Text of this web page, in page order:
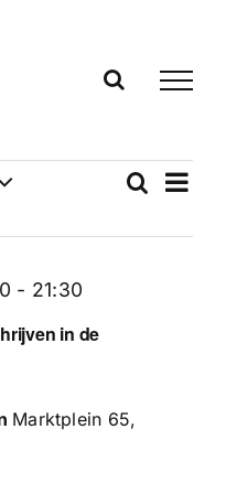
Zoeken
Zoeken
Lijst
in de
- 21:30
Marktplein 65,